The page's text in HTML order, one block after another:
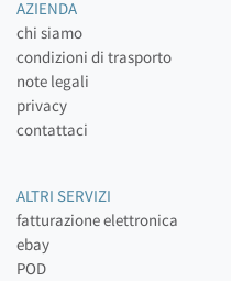
AZIENDA
chi siamo
condizioni di trasporto
note legali
privacy
contattaci
ALTRI SERVIZI
fatturazione elettronica
ebay
POD